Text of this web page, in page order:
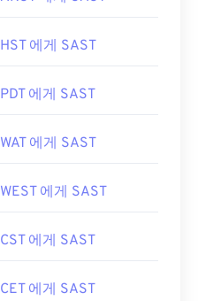
HST 에게 SAST
PDT 에게 SAST
WAT 에게 SAST
WEST 에게 SAST
CST 에게 SAST
CET 에게 SAST